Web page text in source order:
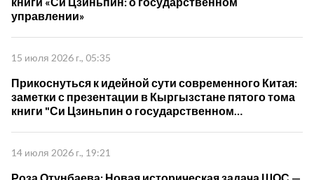
управлении»
15 июля 2026 г., 05:35
Прикоснуться к идейной сути современного Китая:
заметки с презентации в Кыргызстане пятого тома
книги "Си Цзиньпин о государственном
14 июля 2026 г., 19:21